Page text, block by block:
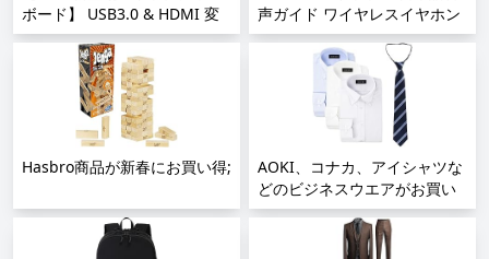
ボード】 USB3.0 & HDMI 変
換アダプタ HD画質録画
HD1080P/4Kパススルー機能
HDMI ビデオキャプチャー ゲ
ーム録画/HDMIビデオ録画/ラ
イブ配信用キャプチャー ボー
ド 電源不要 小型軽量 低遅延
Switch/PS5/4/3/Xbox用サポー
Twitch対応 日本語取扱説明書
声ガイド ワイヤレスイヤホン
Hi-Fi音質 低遅延 蓋を開けたら
接続 LEDディスプレイ表示 最
大40時間音楽再生 Type-C急速
充電 AAC/SBC対応 ハンズフリ
ー通話 マイク内蔵 片耳/両耳
IPX7防水 小型/軽量;
Hasbro商品が新春にお買い得;
AOKI、コナカ、アイシャツな
どのビジネスウエアがお買い
得;